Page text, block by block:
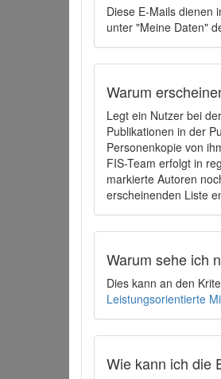
Diese E-Mails dienen
unter "Meine Daten"
Warum
Legt ein Nutzer bei
Publikationen in der
Personenkopie von
FIS-Team erfolgt in
markierte Autoren
erscheinenden Liste
Warum sehe ich
Dies kann an den
Leistungsorientierte
Wie kann ich die